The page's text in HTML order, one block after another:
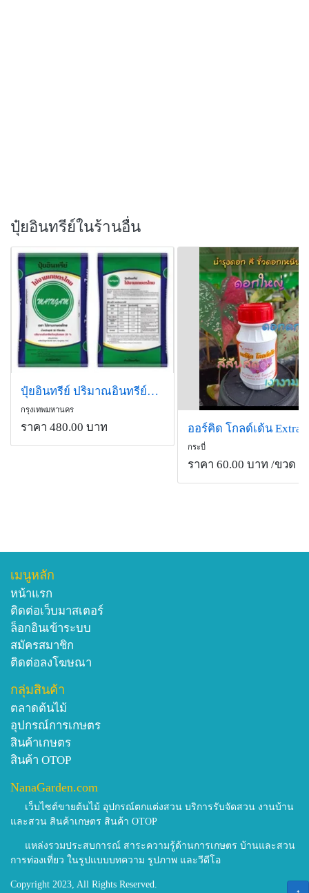
ปุ๋ยอินทรีย์ในร้านอื่น
ปุ๋ยอินทรีย์ ปริมาณอินทรีย์วัตถุรับรอง 20%
กรุงเทพมหานคร
ราคา 480.00 บาท
กระบี่
ราคา 60.00 บาท /ขวด
เมนูหลัก
หน้าแรก
ติดต่อเว็บมาสเตอร์
ล็อกอินเข้าระบบ
สมัครสมาชิก
ติดต่อลงโฆษณา
กลุ่มสินค้า
ตลาดต้นไม้
อุปกรณ์การเกษตร
สินค้าเกษตร
สินค้า OTOP
NanaGarden.com
เว็บไซต์ขายต้นไม้ อุปกรณ์ตกแต่งสวน บริการรับจัดสวน งานบ้าน
และสวน สินค้าเกษตร สินค้า OTOP
แหล่งรวมประสบการณ์ สาระความรู้ด้านการเกษตร บ้านและสวน
การท่องเที่ยว ในรูปแบบบทความ รูปภาพ และวีดีโอ
Copyright 2023, All Rights Reserved.